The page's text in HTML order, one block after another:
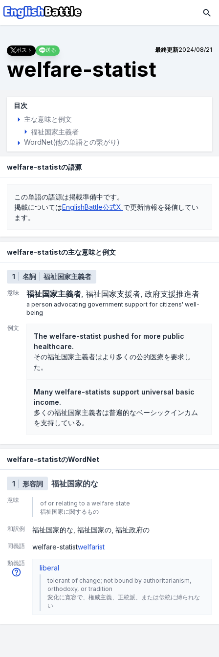
ポスト 送る 最終更新2024/08/21
welfare-statist
目次
主な意味と例文
福祉国家主義者
WordNet(他の単語との繋がり)
welfare-statistの語源
この単語の語源は掲載準備中です。
掲載についてはEnglishBattle公式X で更新情報を発信してい
ます。
welfare-statistの主な意味と例文
1 名詞 福祉国家主義者
意味 福祉国家主義者 福祉国家支援者 政府支援推進者
a person advocating government support for citizens' well-
being
例文
The welfare-statist pushed for more public
healthcare.
その福祉国家主義者はより多くの公的医療を要求し
た。
Many welfare-statists support universal basic
income.
多くの福祉国家主義者は普遍的なベーシックインカム
を支持している。
welfare-statistのWordNet
1 形容詞 福祉国家的な
意味
of or relating to a welfare state
福祉国家に関するもの
和訳例 福祉国家的な 福祉国家の 福祉政府の
同義語 welfare-statistwelfarist
類義語
liberal
tolerant of change; not bound by authoritarianism,
orthodoxy, or tradition
変化に寛容で、権威主義、正統派、または伝統に縛られな
い